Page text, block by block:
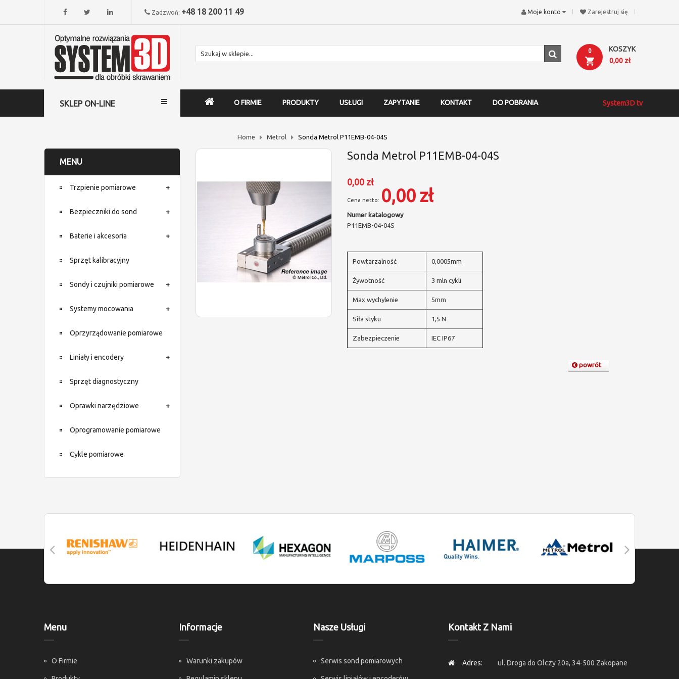
Zadzwoń: +48 18 200 11 49 Zarejestruj się
Moje konto
KOSZYK
0
0,00 zł
SKLEP ON-LINE O FIRMIE PRODUKTY USŁUGI ZAPYTANIE KONTAKT DO POBRANIA System3D tv
Home Metrol Sonda Metrol P11EMB-04-04S
MENU
Trzpienie pomiarowe
Bezpieczniki do sond
Baterie i akcesoria
Sprzęt kalibracyjny
Sondy i czujniki pomiarowe
Systemy mocowania
Oprzyrządowanie pomiarowe
Liniały i encodery
Sprzęt diagnostyczny
Oprawki narzędziowe
Oprogramowanie pomiarowe
Cykle pomiarowe
Sonda Metrol P11EMB-04-04S
0,00 zł
0,00 zł
Numer katalogowy
P11EMB-04-04S
Powtarzalność 0,0005mm
Żywotność 3 mln cykli
Max wychylenie 5mm
Siła styku 1,5 N
Zabezpieczenie IEC IP67
powrót
Menu
O Firmie
Informacje
Warunki zakupów
Nasze Usługi
Serwis sond pomiarowych
Kontakt Z Nami
Adres: ul. Droga do Olczy 20a, 34-500 Zakopane